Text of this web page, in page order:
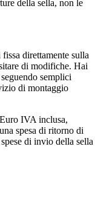
della sella, non le
direttamente sulla
di modifiche. Hai
semplici
di montaggio
IVA inclusa,
spesa di ritorno di
di invio della sella